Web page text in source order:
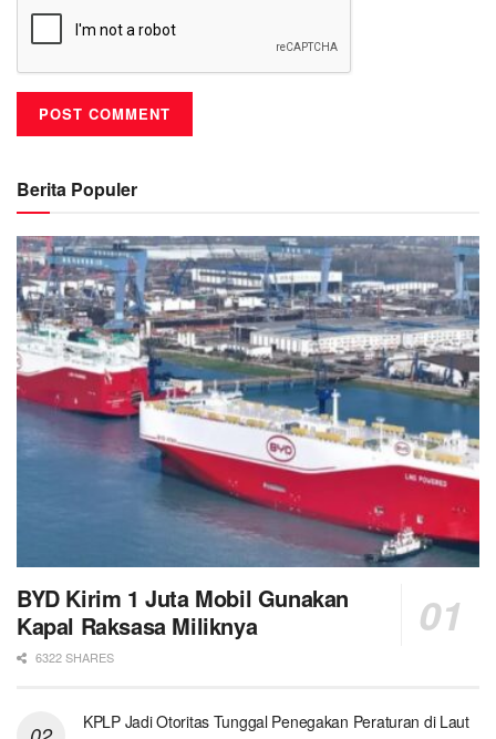
Berita Populer
BYD Kirim 1 Juta Mobil Gunakan
Kapal Raksasa Miliknya
6322 SHARES
KPLP Jadi Otoritas Tunggal Penegakan Peraturan di Laut